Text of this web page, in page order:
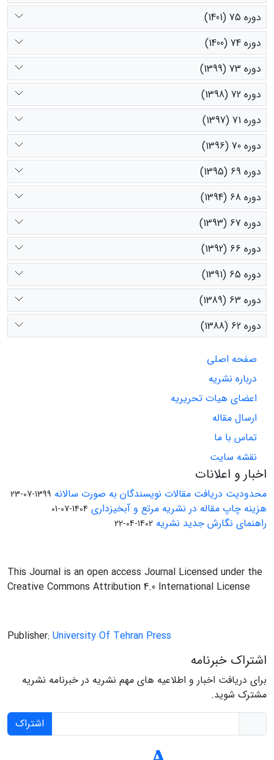
دوره 75 (1401)
دوره 74 (1400)
دوره 73 (1399)
دوره 72 (1398)
دوره 71 (1397)
دوره 70 (1396)
دوره 69 (1395)
دوره 68 (1394)
دوره 67 (1393)
دوره 66 (1392)
دوره 65 (1391)
دوره 63 (1389)
دوره 62 (1388)
صفحه اصلی
درباره نشریه
اعضای هیات تحریریه
ارسال مقاله
تماس با ما
نقشه سایت
اخبار و اعلانات
محدودیت دریافت مقالات نویسندگان به صورت سالانه 1399-07-23
هزینه چاپ مقاله در نشریه مرتع و آبخیزداری 1404-07-01
راهنمای نگارش جدید نشریه 1402-04-22
This Journal is an open access Journal Licensed under the
Creative Commons Attribution 4.0 International License
Publisher: University Of Tehran Press
اشتراک خبرنامه
برای دریافت اخبار و اطلاعیه های مهم نشریه در خبرنامه نشریه
مشترک شوید.
اشتراک